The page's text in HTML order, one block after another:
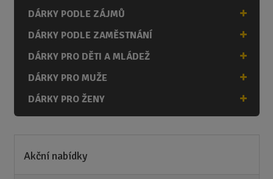
DÁRKY PODLE ZÁJMŮ
DÁRKY PODLE ZAMĚSTNÁNÍ
DÁRKY PRO DĚTI A MLÁDEŽ
DÁRKY PRO MUŽE
DÁRKY PRO ŽENY
Akční nabídky